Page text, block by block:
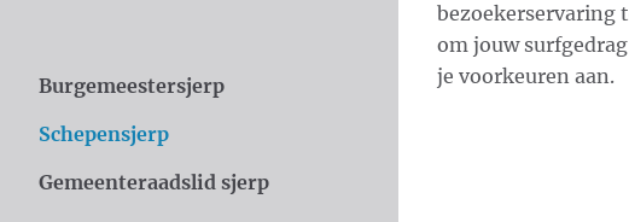
Overslaan categories
Burgemeestersjerp
Schepensjerp
Gemeenteraadslid sjerp
bezoekerservaring
om jouw
je voorkeuren aan.